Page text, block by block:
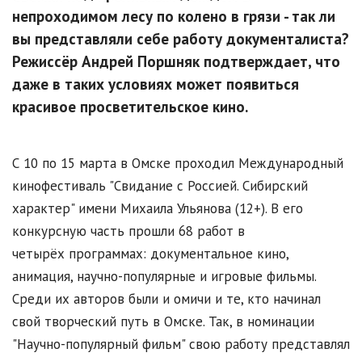
непроходимом лесу по колено в грязи - так ли
вы представляли себе работу документалиста?
Режиссёр Андрей Поршняк подтверждает, что
даже в таких условиях может появиться
красивое просветительское кино.
С 10 по 15 марта в Омске проходил Международный
кинофестиваль "Свидание с Россией. Сибирский
характер" имени Михаила Ульянова (12+). В его
конкурсную часть прошли 68 работ в
четырёх программах: документальное кино,
анимация, научно-популярные и игровые фильмы.
Среди их авторов были и омичи и те, кто начинал
свой творческий путь в Омске. Так, в номинации
"Научно-популярный фильм" свою работу представлял